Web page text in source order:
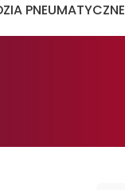
PNEUMATYCZNE